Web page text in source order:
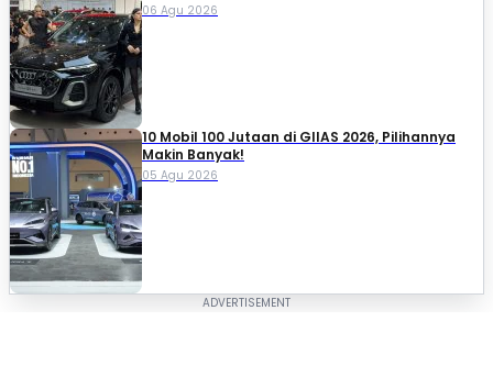
06 Agu 2026
10 Mobil 100 Jutaan di GIIAS 2026, Pilihannya
Makin Banyak!
05 Agu 2026